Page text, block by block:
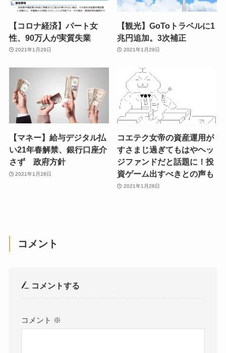
【コロナ経済】パート女
性、90万人が実質失業
2021年1月29日
【観光】GoToトラベルに1
兆円追加。3次補正
2021年1月29日
【マネー】給与デジタル払
い21年春解禁、銀行口座介
さず 政府方針
2021年1月28日
コエテク女帝の資産運用が
すさまじ過ぎてもはやヘッ
ジファンドだと話題に！投
資ゲーム出すべきとの声も
2021年1月28日
コメント
コメントする
コメント ※